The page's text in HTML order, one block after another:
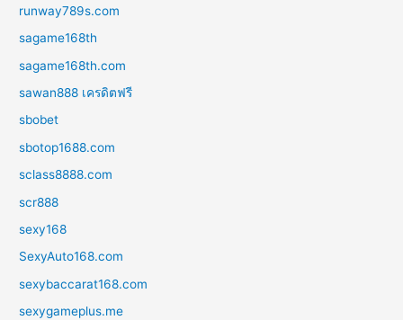
runway789s.com
sagame168th
sagame168th.com
sawan888 เครดิตฟรี
sbobet
sbotop1688.com
sclass8888.com
scr888
sexy168
SexyAuto168.com
sexybaccarat168.com
sexygameplus.me